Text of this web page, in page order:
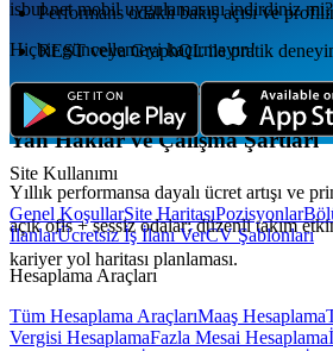
Performans odaklı bakış açısı ve
REST veya GraphQL ile pratik
Algoritma ve veri yapıları konusunda
Yan Haklar ve Çalışma Şartları
Yıllık performansa dayalı ücret artışı ve
açık ofis + sessiz odalar; düzenli takım
kariyer yol haritası planlaması.
isbul.netmobil uygulamаsını indirdiniz mi?
Hiçbir güncellemeyi kaçırmayın!
Site Kullanımı
Genel KoşullarSite HaritasıPozisyonlar
İlanlarÜcretsiz İş İlanı VerCV Şablonları
Hesaplama Araçları
Tüm Hesaplama AraçlarıMaaş Hesaplama
Vergisi HesaplamaFazla Mesai Hesaplama